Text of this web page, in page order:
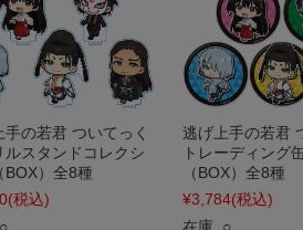
手の若君 ついてっく
ルスタンドコレクシ
BOX）全8種
(税込)
逃げ上手の若君
トレーディング
（BOX）全8種
¥3,784(税込)